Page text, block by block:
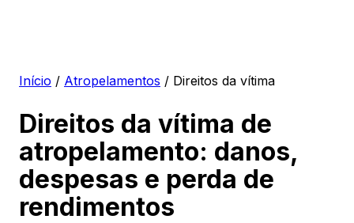
Início / Atropelamentos / Direitos da vítima
Direitos da vítima de
atropelamento: danos,
despesas e perda de
rendimentos